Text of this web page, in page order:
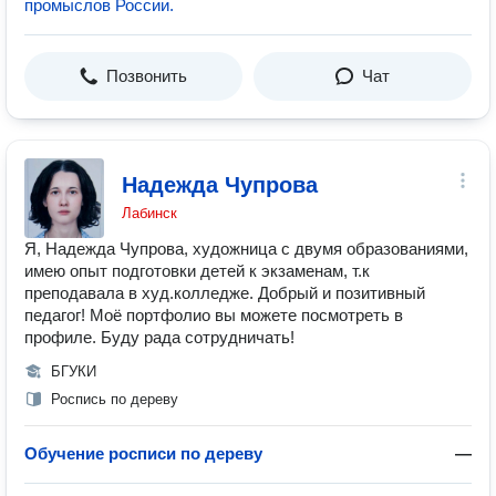
промыслов России.
Позвонить Чат
Надежда Чупрова
Лабинск
Я, Надежда Чупрова, художница с двумя образованиями,
имею опыт подготовки детей к экзаменам, т.к
преподавала в худ.колледже. Добрый и позитивный
педагог! Моё портфолио вы можете посмотреть в
профиле. Буду рада сотрудничать!
БГУКИ
Роспись по дереву
Обучение росписи по дереву —